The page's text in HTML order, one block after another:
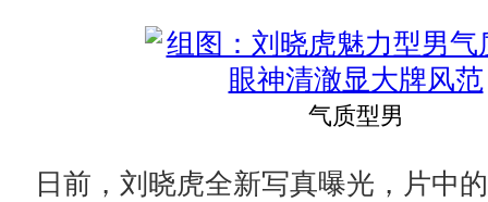
气质型男
日前，刘晓虎全新写真曝光，片中